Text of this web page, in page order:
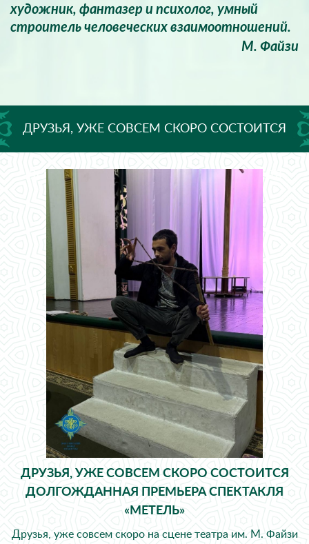
художник, фантазер и психолог, умный
строитель человеческих взаимоотношений.
М. Файзи
ДРУЗЬЯ, УЖЕ СОВСЕМ СКОРО СОСТОИТСЯ
ДОЛГОЖДАННАЯ ПРЕМЬЕРА СПЕКТАКЛЯ
«МЕТЕЛЬ»
ДРУЗЬЯ, УЖЕ СОВСЕМ СКОРО СОСТОИТСЯ
ДОЛГОЖДАННАЯ ПРЕМЬЕРА СПЕКТАКЛЯ
«МЕТЕЛЬ»
Друзья, уже совсем скоро на сцене театра им. М. Файзи